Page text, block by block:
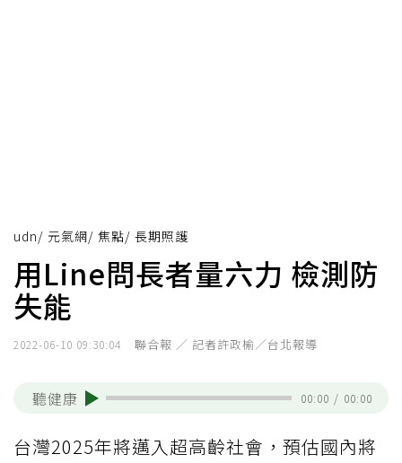
udn/ 元氣網/ 焦點/ 長期照護
用Line問長者量六力 檢測防
失能
2022-06-10 09:30:04 聯合報 ／ 記者許政榆／台北報導
聽健康 00:00 / 00:00
台灣2025年將邁入超高齡社會，預估國內將